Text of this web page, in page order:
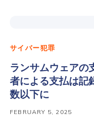
サイバー犯罪
ランサムウェアの
者による支払は記
数以下に
FEBRUARY 5, 2025